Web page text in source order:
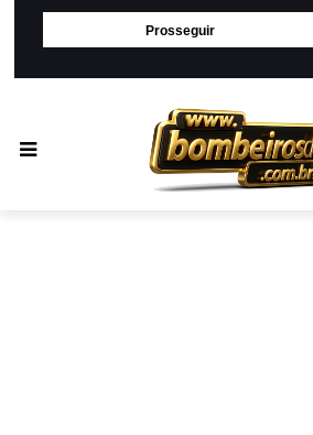
Prosseguir